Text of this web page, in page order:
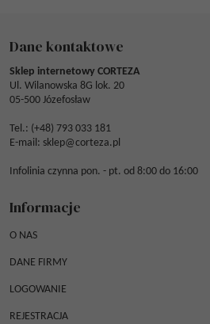
Dane kontaktowe
Sklep internetowy CORTEZA
Ul. Wilanowska 8G lok. 20
05-500 Józefosław
Tel.: (+48) 793 033 181
E-mail: sklep@corteza.pl
Infolinia czynna pon. - pt. od 8:00 do 16:00
Informacje
O NAS
DANE FIRMY
LOGOWANIE
REJESTRACJA